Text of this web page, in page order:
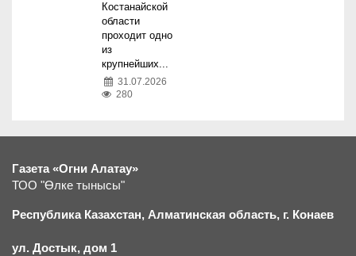
Костанайской
области
проходит одно
из
крупнейших...
31.07.2026
280
Газета «Огни Алатау»
ТОО "Өлке тынысы"
Республика Казахстан, Алматинская область, г. Конаев
ул. Достык, дом 1